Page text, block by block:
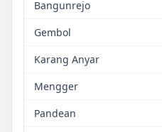
Bangunrejo
Gembol
Karang Anyar
Mengger
Pandean